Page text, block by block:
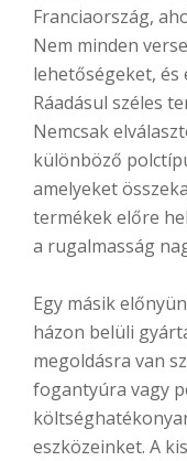
Franciaország,
Nem minden
lehetőségeket, és
Ráadásul széles
Nemcsak
különböző
amelyeket
termékek előre
a rugalmasság
Egy másik
házon belüli
megoldásra van
fogantyúra vagy
eszközeinket. A